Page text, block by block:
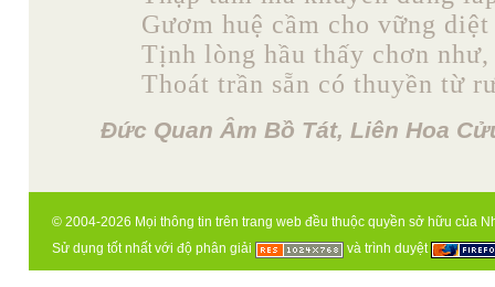
Gươm huệ cầm cho vững
Tịnh lòng hầu thấy chơn như,
Thoát trần sẵn có thuyền từ
Đức Quan Âm Bồ Tát, Liên Hoa
© 2004-2026 Mọi thông tin trên trang web đều thuộc quyền sở hữu của
Sử dụng tốt nhất với độ phân giải
và trình duyệt